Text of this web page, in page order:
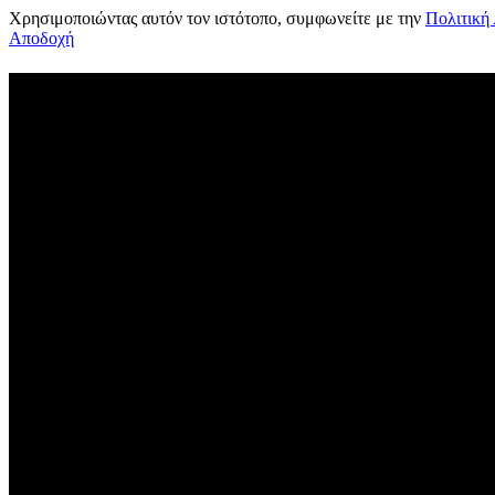
Χρησιμοποιώντας αυτόν τον ιστότοπο, συμφωνείτε με την
Αποδοχή